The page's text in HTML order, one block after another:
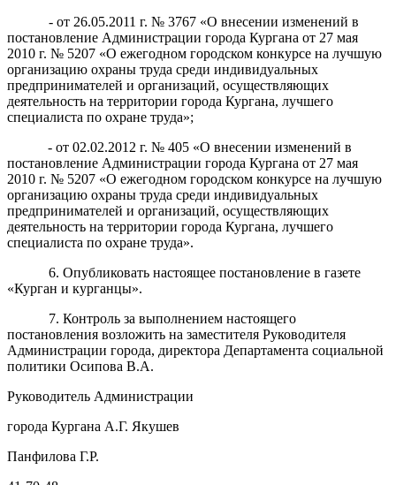
- от 26.05.2011 г. № 3767 «О внесении изменений в
постановление Администрации города Кургана от 27 мая
2010 г. № 5207 «О ежегодном городском конкурсе на лучшую
организацию охраны труда среди индивидуальных
предпринимателей и организаций, осуществляющих
деятельность на территории города Кургана, лучшего
специалиста по охране труда»;
- от 02.02.2012 г. № 405 «О внесении изменений в
постановление Администрации города Кургана от 27 мая
2010 г. № 5207 «О ежегодном городском конкурсе на лучшую
организацию охраны труда среди индивидуальных
предпринимателей и организаций, осуществляющих
деятельность на территории города Кургана, лучшего
специалиста по охране труда».
6. Опубликовать настоящее постановление в газете
«Курган и курганцы».
7. Контроль за выполнением настоящего
постановления возложить на заместителя Руководителя
Администрации города, директора Департамента социальной
политики Осипова В.А.
Руководитель Администрации
города Кургана А.Г. Якушев
Панфилова Г.Р.